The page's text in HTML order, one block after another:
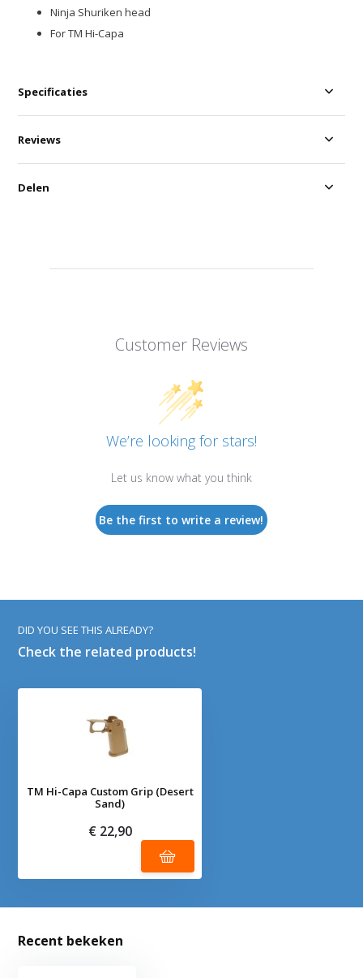
Ninja Shuriken head
For TM Hi-Capa
Specificaties
Customer Reviews
We’re looking for stars!
Let us know what you think
Be the first to write a review!
Reviews
Delen
DID YOU SEE THIS ALREADY?
Check the related products!
TM Hi-Capa Custom Grip (Desert
Sand)
€ 22,90
Recent bekeken